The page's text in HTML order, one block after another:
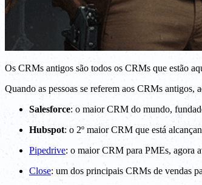
Os CRMs antigos são todos os CRMs que estão
Quando as pessoas se referem aos CRMs antigos,
Salesforce: o maior CRM do mundo,
Hubspot: o 2º maior CRM que está
Pipedrive: o maior CRM para PMEs, agora
Close: um dos principais CRMs de vendas